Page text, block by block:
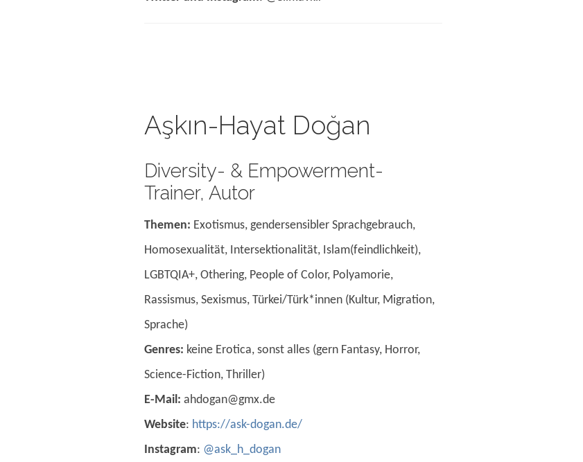
Aşkın-Hayat Doğan
Diversity- & Empowerment-
Trainer, Autor
Themen: Exotismus, gendersensibler Sprachgebrauch,
Homosexualität, Intersektionalität, Islam(feindlichkeit),
LGBTQIA+, Othering, People of Color, Polyamorie,
Rassismus, Sexismus, Türkei/Türk*innen (Kultur, Migration,
Sprache)
Genres: keine Erotica, sonst alles (gern Fantasy, Horror,
Science-Fiction, Thriller)
E-Mail: ahdogan@gmx.de
Website: https://ask-dogan.de/
Instagram: @ask_h_dogan